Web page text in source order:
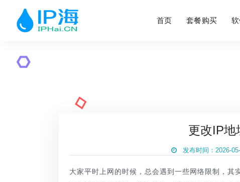
首页 套餐购买
更改IP地
发布时间：2026-
大家平时上网的时候，总会遇到一些网络限制，其